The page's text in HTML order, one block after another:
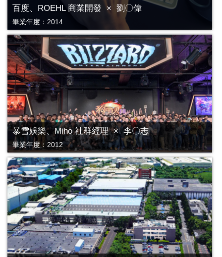
百度、ROEHL 商業開發 × 劉〇偉
畢業年度：2014
暴雪娛樂、Miho 社群經理 × 李〇志
畢業年度：2012